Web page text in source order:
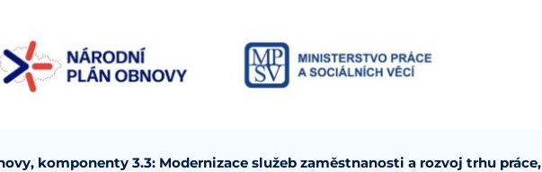
komponenty 3.3: Modernizace služeb zaměstnanosti a rozvoj trhu práce,